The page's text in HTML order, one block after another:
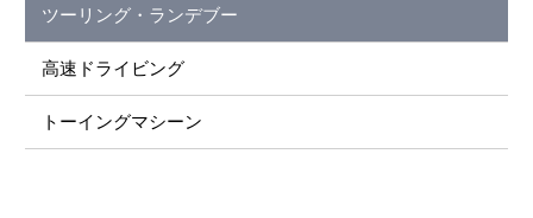
ツーリング・ランデブー
高速ドライビング
トーイングマシーン